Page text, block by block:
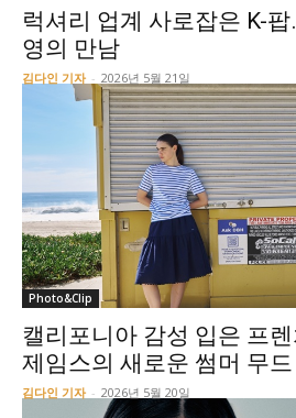
럭셔리 업계 사로잡은 K-
영의 만남
김다인 기자 - 2026년 5월 21일
Photo&Clip
캘리포니아 감성 입은 프
제임스의 새로운 썸머 무드
김다인 기자 - 2026년 5월 20일